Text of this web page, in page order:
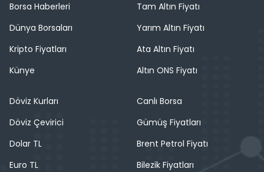
Borsa Haberleri
Dünya Borsaları
Kripto Fiyatları
Künye
Tam Altın Fiyatı
Yarım Altın Fiyatı
Ata Altın Fiyatı
Altın ONS Fiyatı
Döviz Kurları
Döviz Çevirici
Dolar TL
Euro TL
Canlı Borsa
Gümüş Fiyatları
Brent Petrol Fiyatı
Bilezik Fiyatları